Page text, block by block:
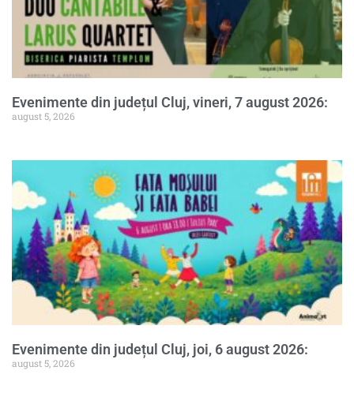
Evenimente din județul Cluj, vineri, 7 august 2026:
august 5, 2026
Evenimente din județul Cluj, joi, 6 august 2026:
august 5, 2026